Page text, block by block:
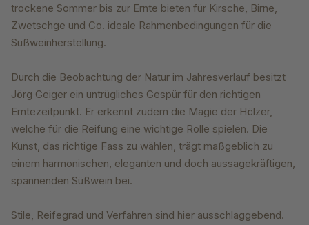
trockene Sommer bis zur Ernte bieten für Kirsche, Birne,
Zwetschge und Co. ideale Rahmenbedingungen für die
Süßweinherstellung.
Durch die Beobachtung der Natur im Jahresverlauf besitzt
Jörg Geiger ein untrügliches Gespür für den richtigen
Erntezeitpunkt. Er erkennt zudem die Magie der Hölzer,
welche für die Reifung eine wichtige Rolle spielen. Die
Kunst, das richtige Fass zu wählen, trägt maßgeblich zu
einem harmonischen, eleganten und doch aussagekräftigen,
spannenden Süßwein bei.
Stile, Reifegrad und Verfahren sind hier ausschlaggebend.